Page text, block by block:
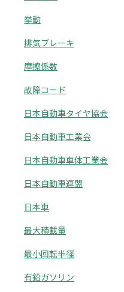
挙動
排気ブレーキ
摩擦係数
故障コード
日本自動車タイヤ協会
日本自動車工業会
日本自動車車体工業会
日本自動車連盟
日本車
最大積載量
最小回転半径
有鉛ガソリン